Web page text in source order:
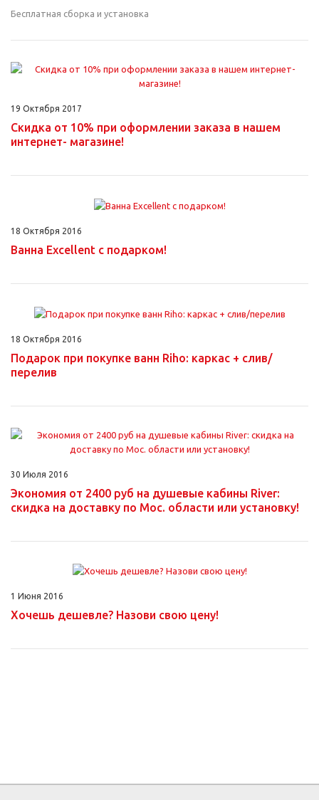
Бесплатная сборка и установка
19 Октября 2017
Скидка от 10% при оформлении заказа в нашем
интернет- магазине!
18 Октября 2016
Ванна Excellent с подарком!
18 Октября 2016
Подарок при покупке ванн Riho: каркас + слив/
перелив
30 Июля 2016
Экономия от 2400 руб на душевые кабины River:
скидка на доставку по Мос. области или установку!
1 Июня 2016
Хочешь дешевле? Назови свою цену!